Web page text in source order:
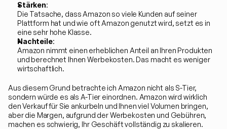
Stärken:
Die Tatsache, dass Amazon so viele Kunden auf seiner
Plattform hat und wie oft Amazon genutzt wird, setzt es in
eine sehr hohe Klasse.
Nachteile:
Amazon nimmt einen erheblichen Anteil an Ihren Produkten
und berechnet Ihnen Werbekosten. Das macht es weniger
wirtschaftlich.
Aus diesem Grund betrachte ich Amazon nicht als S-Tier,
sondern würde es als A-Tier einordnen. Amazon wird wirklich
den Verkauf für Sie ankurbeln und Ihnen viel Volumen bringen,
aber die Margen, aufgrund der Werbekosten und Gebühren,
machen es schwierig, Ihr Geschäft vollständig zu skalieren.